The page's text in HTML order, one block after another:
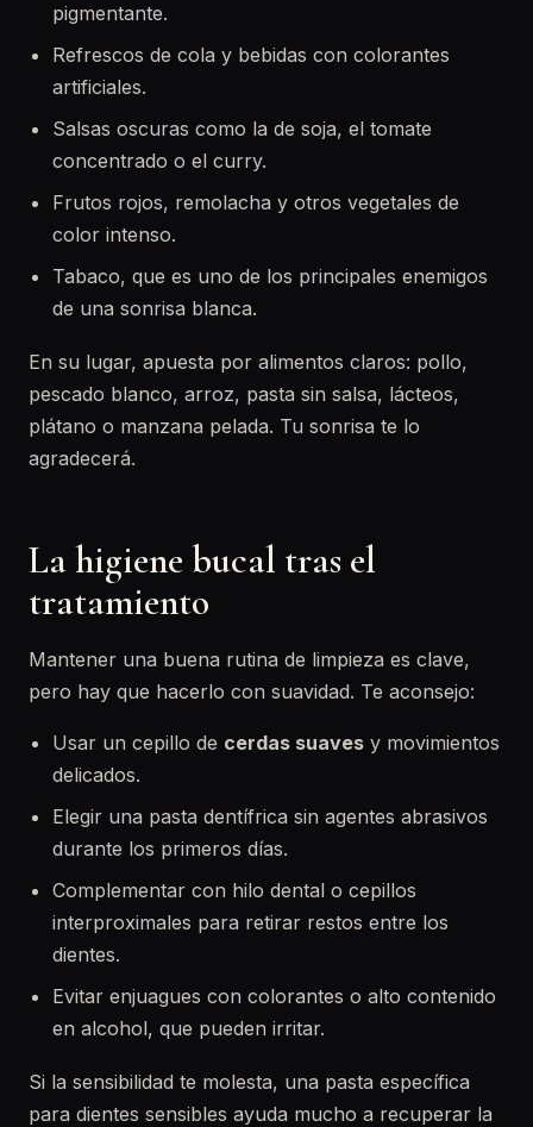
pigmentante.
Refrescos de cola y bebidas con colorantes
artificiales.
Salsas oscuras como la de soja, el tomate
concentrado o el curry.
Frutos rojos, remolacha y otros vegetales de
color intenso.
Tabaco, que es uno de los principales enemigos
de una sonrisa blanca.
En su lugar, apuesta por alimentos claros: pollo,
pescado blanco, arroz, pasta sin salsa, lácteos,
plátano o manzana pelada. Tu sonrisa te lo
agradecerá.
La higiene bucal tras el
tratamiento
Mantener una buena rutina de limpieza es clave,
pero hay que hacerlo con suavidad. Te aconsejo:
Usar un cepillo de cerdas suaves y movimientos
delicados.
Elegir una pasta dentífrica sin agentes abrasivos
durante los primeros días.
Complementar con hilo dental o cepillos
interproximales para retirar restos entre los
dientes.
Evitar enjuagues con colorantes o alto contenido
en alcohol, que pueden irritar.
Si la sensibilidad te molesta, una pasta específica
para dientes sensibles ayuda mucho a recuperar la